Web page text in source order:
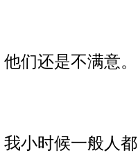
们还是不满意。
我小时候一般人都